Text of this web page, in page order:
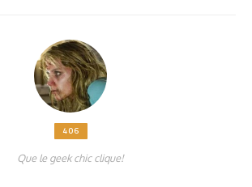
406
Que le geek chic clique!